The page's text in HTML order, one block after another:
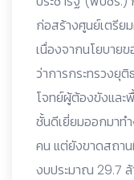
ก่อสร้างศูนย์เตรี
เนื่องจากนโยบาย
ว่าการกระทรวงยุ
โจทย์ผู้ต้องขังและ
ชั้นดีเยี่ยมออกมาท
คน แต่ยังขาดสถาน
งบประมาณ 29.7